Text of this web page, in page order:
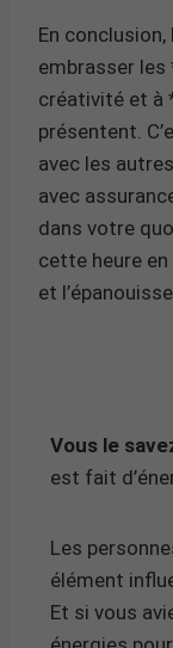
En
embrasser
créativité et à
présentent.
avec les
avec
dans votre
cette heure
et
Vous le
est fait
Les
élément
Et si vous